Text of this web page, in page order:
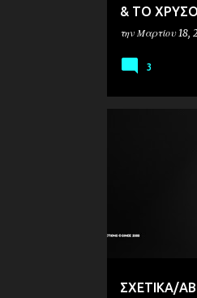
& ΤΟ
την Μαρτίου 18,
3
ΣΧΕΤΙΚΑ/